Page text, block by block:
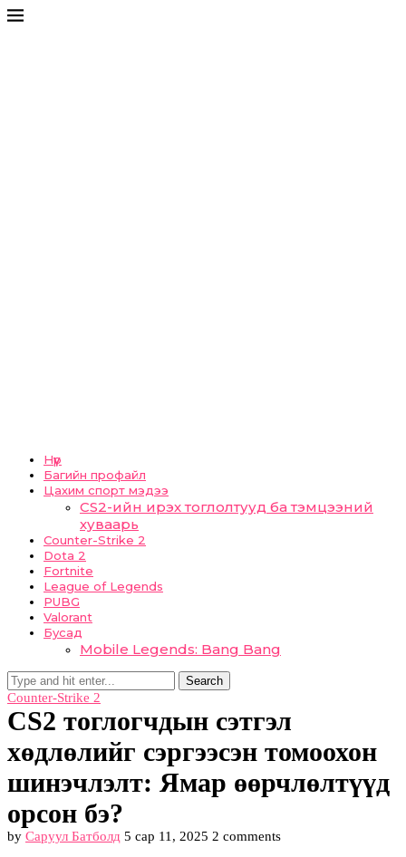
Нүүр
Багийн профайл
Цахим спорт мэдээ
CS2-ийн ирэх тоглолтууд ба тэмцээний
хуваарь
Counter-Strike 2
Dota 2
Fortnite
League of Legends
PUBG
Valorant
Бусад
Mobile Legends: Bang Bang
Search
Counter-Strike 2
CS2 тоглогчдын сэтгэл
хөдлөлийг сэргээсэн томоохон
шинэчлэлт: Ямар өөрчлөлтүүд
орсон бэ?
by Саруул Батболд 5 сар 11, 2025 2 comments